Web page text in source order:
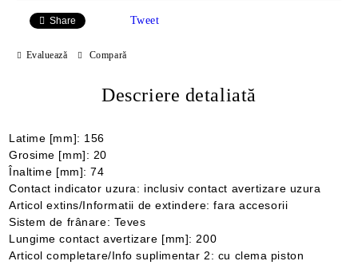
Share Tweet
Evaluează Compară
Descriere detaliată
Latime [mm]: 156
Grosime [mm]: 20
Înaltime [mm]: 74
Contact indicator uzura: inclusiv contact avertizare uzura
Articol extins/Informatii de extindere: fara accesorii
Sistem de frânare: Teves
Lungime contact avertizare [mm]: 200
Articol completare/Info suplimentar 2: cu clema piston